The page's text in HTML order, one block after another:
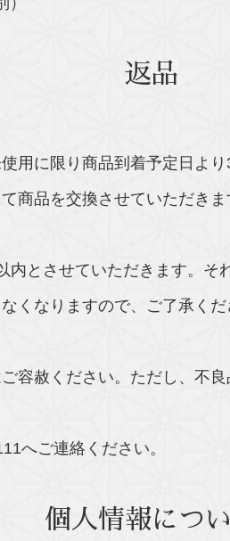
返品
用に限り商品到着予定日よ
商品を交換させていただきま
内とさせていただきます。そ
くなりますので、ご了承く
容赦ください。ただし、不
へご連絡ください。
個人情報につ